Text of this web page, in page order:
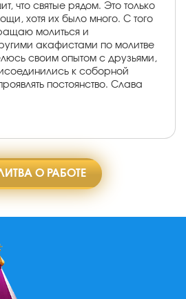
что святые рядом. Это только
хотя их было много. С того
молиться и
акафистами по молитве
своим опытом с друзьями,
к соборной
постоянство. Слава
О РАБОТЕ